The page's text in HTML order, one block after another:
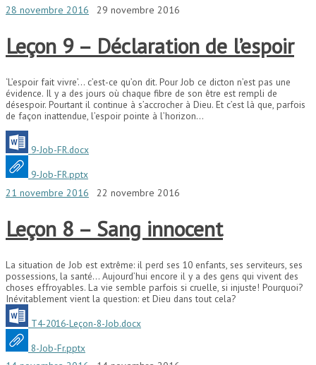
28 novembre 2016
29 novembre 2016
Leçon 9 – Déclaration de l’espoir
‘L’espoir fait vivre’… c’est-ce qu’on dit. Pour Job ce dicton n’est pas une
évidence. Il y a des jours où chaque fibre de son être est rempli de
désespoir. Pourtant il continue à s’accrocher à Dieu. Et c’est là que, parfois
de façon inattendue, l’espoir pointe à l’horizon…
9-Job-FR.docx
9-Job-FR.pptx
21 novembre 2016
22 novembre 2016
Leçon 8 – Sang innocent
La situation de Job est extrême: il perd ses 10 enfants, ses serviteurs, ses
possessions, la santé… Aujourd’hui encore il y a des gens qui vivent des
choses effroyables. La vie semble parfois si cruelle, si injuste! Pourquoi?
Inévitablement vient la question: et Dieu dans tout cela?
T4-2016-Leçon-8-Job.docx
8-Job-Fr.pptx